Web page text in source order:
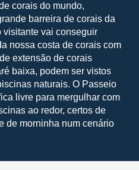
corais do mundo,
barreira de corais da
visitante vai conseguir
nossa costa de corais com
extensão de corais
baixa, podem ser vistos
naturais. O Passeio
livre para mergulhar com
ao redor, certos de
de morninha num cenário